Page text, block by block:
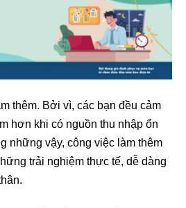
thêm. Bởi vì, các bạn đều cảm
hơn khi có nguồn thu nhập ổn
những vậy, công việc làm thêm
trải nghiệm thực tế, dễ dàng